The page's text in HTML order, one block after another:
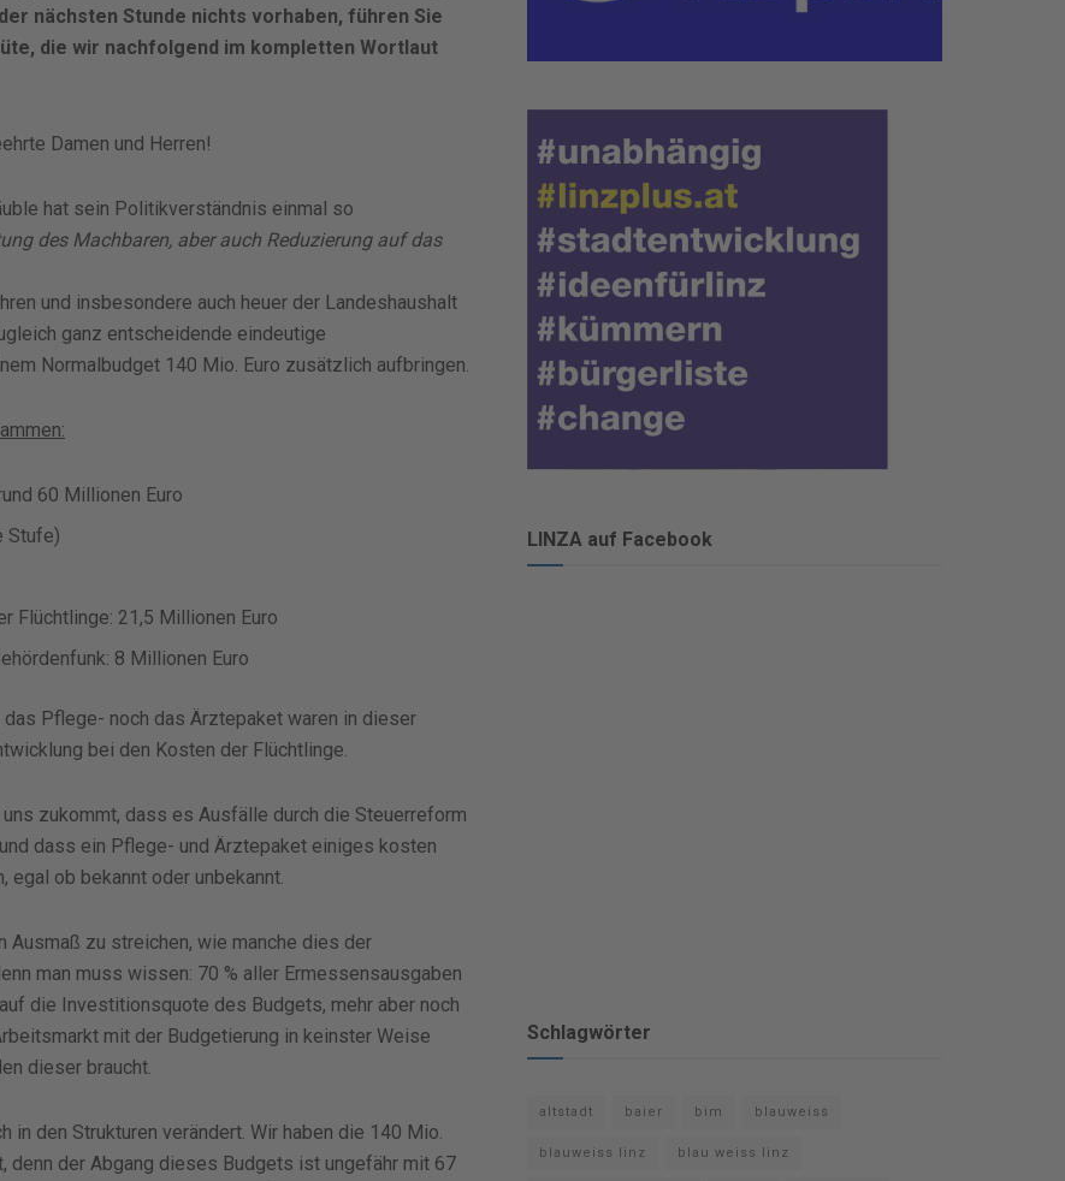
nächsten Stunde nichts vorhaben, führen Sie
die wir nachfolgend im kompletten Wortlaut
Damen und Herren!
hat sein Politikverständnis einmal so
des Machbaren, aber auch Reduzierung auf das
und insbesondere auch heuer der Landeshaushalt
ganz entscheidende eindeutige
Normalbudget 140 Mio. Euro zusätzlich aufbringen.
60 Millionen Euro
Stufe)
Flüchtlinge: 21,5 Millionen Euro
8 Millionen Euro
Pflege- noch das Ärztepaket waren in dieser
bei den Kosten der Flüchtlinge.
zukommt, dass es Ausfälle durch die Steuerreform
dass ein Pflege- und Ärztepaket einiges kosten
ob bekannt oder unbekannt.
Ausmaß zu streichen, wie manche dies der
man muss wissen: 70 % aller Ermessensausgaben
die Investitionsquote des Budgets, mehr aber noch
mit der Budgetierung in keinster Weise
dieser braucht.
den Strukturen verändert. Wir haben die 140 Mio.
denn der Abgang dieses Budgets ist ungefähr mit 67
LINZA auf Facebook
Schlagwörter
altstadt baier bim blauweiss
blauweiss linz blau weiss linz